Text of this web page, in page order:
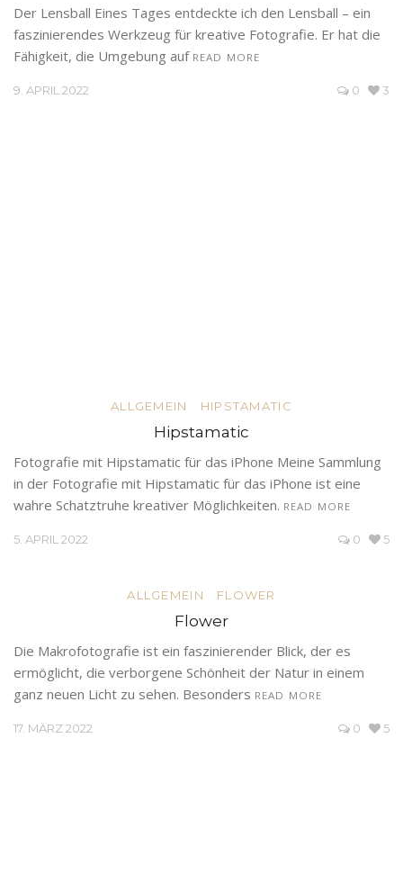
Der Lensball Eines Tages entdeckte ich den Lensball – ein
faszinierendes Werkzeug für kreative Fotografie. Er hat die
Fähigkeit, die Umgebung auf READ MORE
9. APRIL 2022 0 3
ALLGEMEIN HIPSTAMATIC
Hipstamatic
Fotografie mit Hipstamatic für das iPhone Meine Sammlung
in der Fotografie mit Hipstamatic für das iPhone ist eine
wahre Schatztruhe kreativer Möglichkeiten. READ MORE
5. APRIL 2022 0 5
ALLGEMEIN FLOWER
Flower
Die Makrofotografie ist ein faszinierender Blick, der es
ermöglicht, die verborgene Schönheit der Natur in einem
ganz neuen Licht zu sehen. Besonders READ MORE
17. MÄRZ 2022 0 5